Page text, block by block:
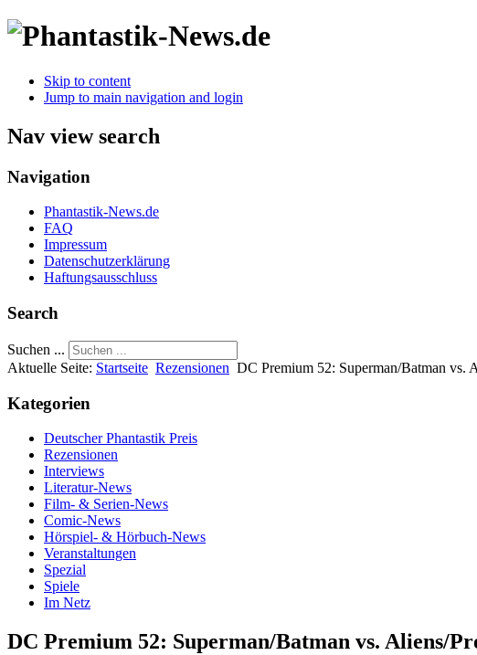
Skip to content
Jump to main navigation and login
Nav view search
Navigation
Phantastik-News.de
FAQ
Impressum
Datenschutzerklärung
Haftungsausschluss
Search
Suchen ...
Aktuelle Seite: Startseite Rezensionen DC Premium 52: Superman/Batman vs.
Kategorien
Deutscher Phantastik Preis
Rezensionen
Interviews
Literatur-News
Film- & Serien-News
Comic-News
Hörspiel- & Hörbuch-News
Veranstaltungen
Spezial
Spiele
Im Netz
DC Premium 52: Superman/Batman vs. Aliens/